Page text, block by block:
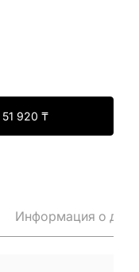
51 920 ₸
Информация о